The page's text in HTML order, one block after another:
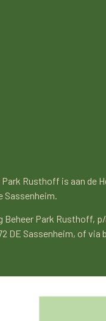
Park Rusthoff is aan de
Sassenheim.
Beheer Park Rusthoff,
DE Sassenheim, of via